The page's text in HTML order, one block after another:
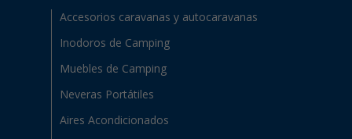
Accesorios caravanas y autocaravanas
Inodoros de Camping
Muebles de Camping
Neveras Portátiles
Aires Acondicionados